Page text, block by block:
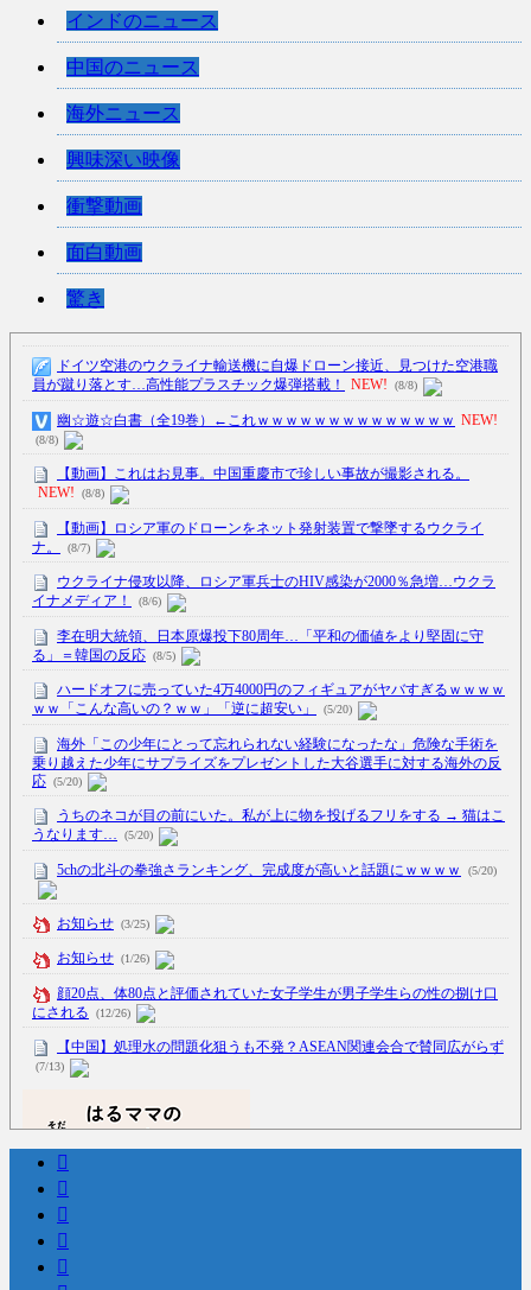
インドのニュース
中国のニュース
海外ニュース
興味深い映像
衝撃動画
面白動画
驚き
ドイツ空港のウクライナ輸送機に自爆ドローン接近、見つけた空港職
員が蹴り落とす…高性能プラスチック爆弾搭載！
NEW! (8/8)
幽☆遊☆白書（全19巻）←これｗｗｗｗｗｗｗｗｗｗｗｗｗｗ NEW!
(8/8)
【動画】これはお見事。中国重慶市で珍しい事故が撮影される。
NEW!
(8/8)
【動画】ロシア軍のドローンをネット発射装置で撃墜するウクライ
ナ。
(8/7)
ウクライナ侵攻以降、ロシア軍兵士のHIV感染が2000％急増…ウクラ
イナメディア！
(8/6)
李在明大統領、日本原爆投下80周年…「平和の価値をより堅固に守
る」＝韓国の反応 (8/5)
ハードオフに売っていた4万4000円のフィギュアがヤバすぎるｗｗｗｗ
ｗｗ「こんな高いの？ｗｗ」「逆に超安い」
(5/20)
海外「この少年にとって忘れられない経験になったな」危険な手術を
乗り越えた少年にサプライズをプレゼントした大谷選手に対する海外の反
応 (5/20)
うちのネコが目の前にいた。私が上に物を投げるフリをする → 猫はこ
うなります…
(5/20)
5chの北斗の拳強さランキング、完成度が高いと話題にｗｗｗｗ (5/20)
お知らせ (3/25)
お知らせ (1/26)
顔20点、体80点と評価されていた女子学生が男子学生らの性の捌け口
にされる
(12/26)
【中国】処理水の問題化狙うも不発？ASEAN関連会合で賛同広がらず
(7/13)
Powered by livedoor 相互RSS